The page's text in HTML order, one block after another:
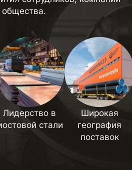
общества.
Лидерство в
стали
Широкая
география
поставок